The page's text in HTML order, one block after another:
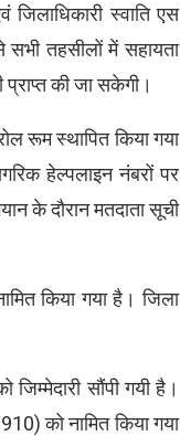
स्वाति एस
सभी तहसीलों में सहायता
की जा सकेगी।
रूम स्थापित किया गया
हेल्पलाइन नंबरों पर
के दौरान मतदाता सूची
किया गया है। जिला
सौंपी गयी है।
को नामित किया गया